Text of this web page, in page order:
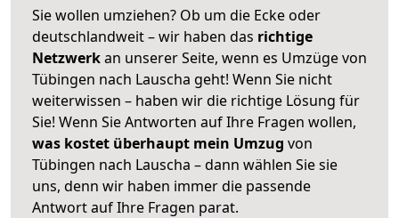
Sie wollen umziehen? Ob um die Ecke oder
deutschlandweit – wir haben das richtige
Netzwerkan unserer Seite, wenn es Umzüge von
Tübingen nach Lauscha geht! Wenn Sie nicht
weiterwissen – haben wir die richtige Lösung für
Sie! Wenn Sie Antworten auf Ihre Fragen wollen,
was kostet überhaupt mein Umzug von
Tübingen nach Lauscha – dann wählen Sie sie
uns, denn wir haben immer die passende
Antwort auf Ihre Fragen parat.